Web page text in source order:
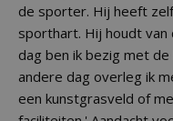
de sporter. Hij heeft
sporthart. Hij houdt van
dag ben ik bezig met
andere dag overleg ik
een kunstgrasveld of